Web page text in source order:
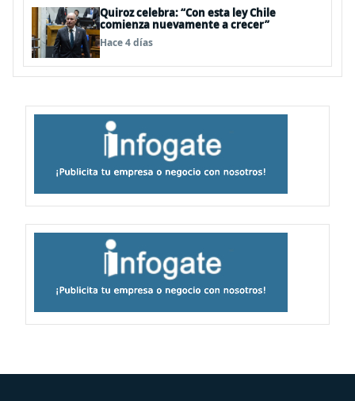
Quiroz celebra: “Con esta ley Chile
comienza nuevamente a crecer”
Hace 4 días